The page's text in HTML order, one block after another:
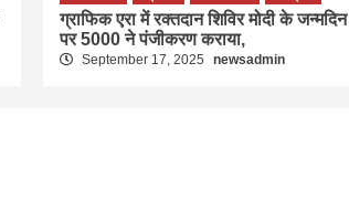
ग्राफिक एरा में रक्तदान शिविर मोदी के जन्मदिन
पर 5000 ने पंजीकरण कराया,
September 17, 2025 newsadmin